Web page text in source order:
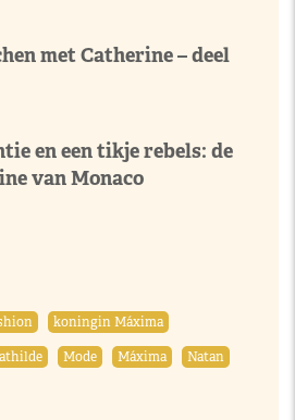
met Catherine – deel
en een tikje rebels: de
van Monaco
koningin Máxima
Mode Máxima
Natan